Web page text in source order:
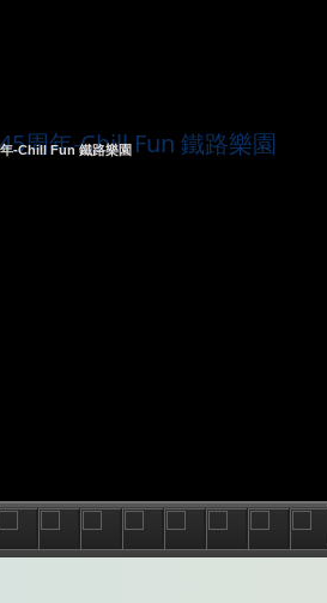
-Chill Fun 鐵路樂園